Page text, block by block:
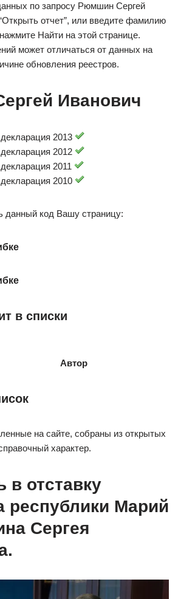
по запросу Рюмшин Сергей
отчет”, или введите фамилию
Найти на этой странице.
может отличаться от данных на
обновления реестров.
Иванович
2013
2012
2011
2010
данный код Вашу страницу:
в списки
Автор
на сайте, собраны из открытых
характер.
в отставку
республики Марий
Сергея